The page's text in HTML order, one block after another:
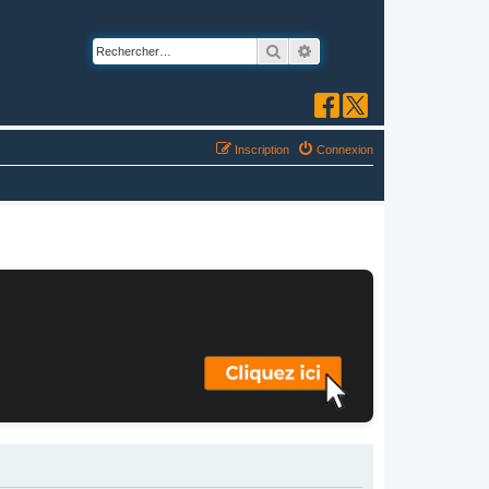
Rechercher
Connexion
Inscription